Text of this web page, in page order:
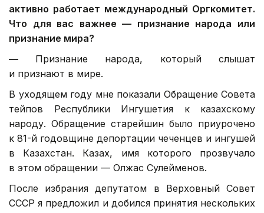
активно работает международный Оргкомитет.
Что для вас важнее — признание народа или
признание мира?
— Признание народа, который слышат
и признают в мире.
В уходящем году мне показали Обращение Совета
тейпов Республики Ингушетия к казахскому
народу. Обращение старейшин было приурочено
к 81-й годовщине депортации чеченцев и ингушей
в Казахстан. Казах, имя которого прозвучало
в этом обращении — Олжас Сулейменов.
После избрания депутатом в Верховный Совет
СССР я предложил и добился принятия нескольких